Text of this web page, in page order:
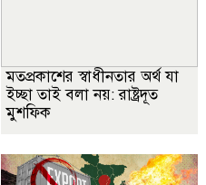
মতপ্রকাশের স্বাধীনতার অর্থ যা
ইচ্ছা তাই বলা নয়: রাষ্ট্রদূত
মুশফিক